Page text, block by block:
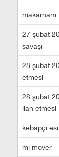
makarnam
27 şubat
savaşı
28 şubat
etmesi
28 şubat
ilan etmesi
kebapçı
mi mover